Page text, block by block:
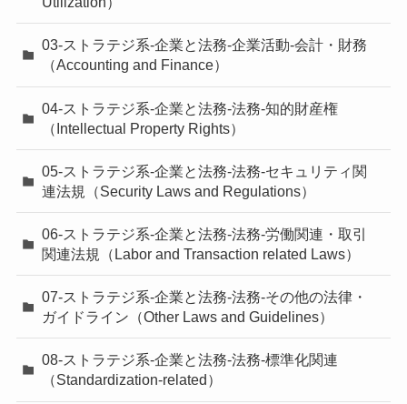
03-ストラテジ系-企業と法務-企業活動-会計・財務
（Accounting and Finance）
04-ストラテジ系-企業と法務-法務-知的財産権
（Intellectual Property Rights）
05-ストラテジ系-企業と法務-法務-セキュリティ関
連法規（Security Laws and Regulations）
06-ストラテジ系-企業と法務-法務-労働関連・取引
関連法規（Labor and Transaction related Laws）
07-ストラテジ系-企業と法務-法務-その他の法律・
ガイドライン（Other Laws and Guidelines）
08-ストラテジ系-企業と法務-法務-標準化関連
（Standardization-related）